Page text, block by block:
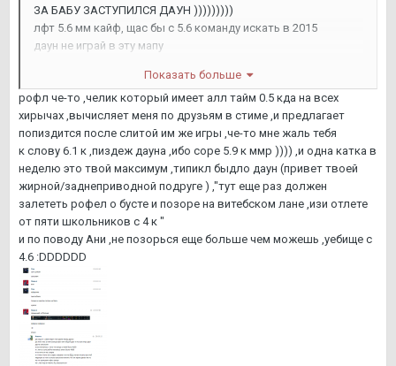
ЗА БАБУ ЗАСТУПИЛСЯ ДАУН )))))))))
лфт 5.6 мм кайф, щас бы с 5.6 команду искать в 2015
даун не играй в эту мапу
на улицу в минске выйдем на бабосы?
ты отлетишь что в доте что в жизни я хз зачем ты пишешь
вообще что то никто
за маму бы ещё спрятался
кайф наверное быть таким сцыклявым хуесосом как ты
Показать больше
рофл че-то ,челик который имеет алл тайм 0.5 кда на всех
хирычах ,вычисляет меня по друзьям в стиме ,и предлагает
попиздится после слитой им же игры ,че-то мне жаль тебя
к слову 6.1 к ,пиздеж дауна ,ибо соре 5.9 к ммр )))) ,и одна катка в
неделю это твой максимум ,типикл быдло даун (привет твоей
жирной/заднеприводной подруге ) ,"тут еще раз должен
залететь рофел о бусте и позоре на витебском лане ,изи отлете
от пяти школьников с 4 к "
и по поводу Ани ,не позорься еще больше чем можешь ,уебище с
4.6 :DDDDDD